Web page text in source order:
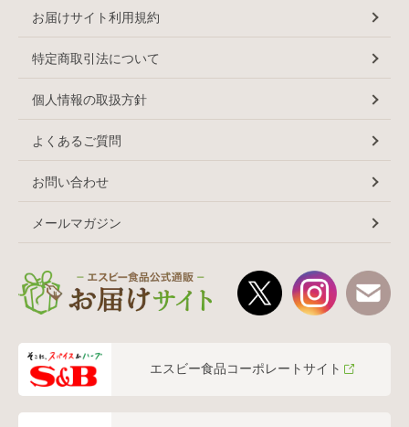
お届けサイト利用規約
特定商取引法について
個人情報の取扱方針
よくあるご質問
お問い合わせ
メールマガジン
エスビー食品コーポレートサイト